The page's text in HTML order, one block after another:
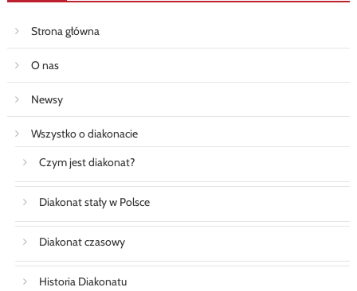
Strona główna
O nas
Newsy
Wszystko o diakonacie
Czym jest diakonat?
Diakonat stały w Polsce
Diakonat czasowy
Historia Diakonatu